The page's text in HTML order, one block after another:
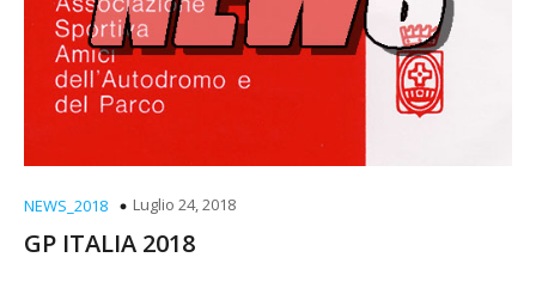
NEWS_2018 Luglio 24, 2018
GP ITALIA 2018